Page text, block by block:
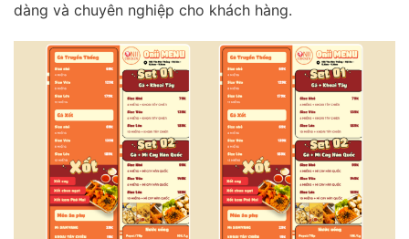
dàng và chuyên nghiệp cho khách hàng.